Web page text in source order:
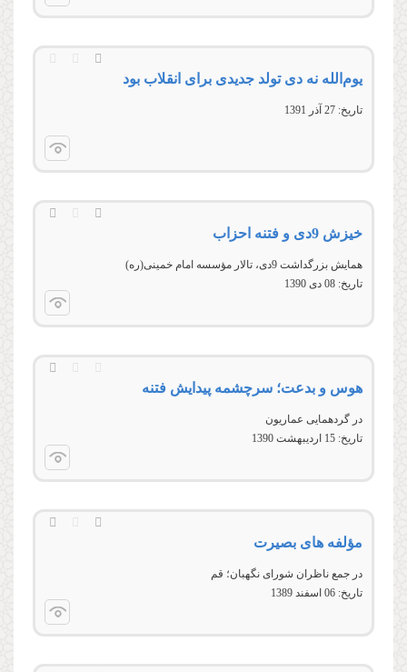
یوم‌الله نه دی تولد جدیدی برای انقلاب بود
تاریخ: 27 آذر 1391
خیزش 9دی و فتنه احزاب
همايش بزرگداشت 9دی، تالار مؤسسه امام خمينی(ره)
تاریخ: 08 دى 1390
هوس و بدعت؛ سرچشمه پیدایش فتنه
در گردهمايی عماريون
تاریخ: 15 ارديبهشت 1390
مؤلفه های بصیرت
در جمع ناظران شورای نگهبان؛ قم
تاریخ: 06 اسفند 1389